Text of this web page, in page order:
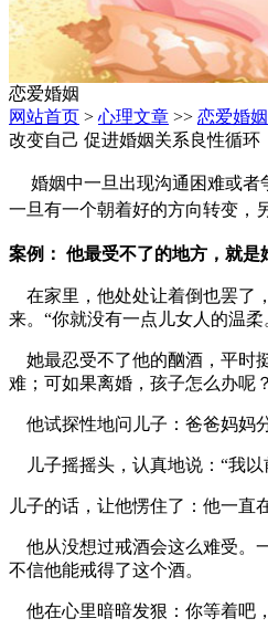
恋爱婚姻
网站首页 > 心理文章 >> 恋爱婚姻
改变自己 促进婚姻关系良性循环
婚姻中一旦出现沟通困难或者
一旦有一个朝着好的方向转变，
案例： 他最受不了的地方，就是
在家里，他处处让着倒也罢了
来。“你就没有一点儿女人的温
她最忍受不了他的酗酒，平时
难；可如果离婚，孩子怎么办呢？
他试探性地问儿子：爸爸妈妈
儿子摇摇头，认真地说：“我
儿子的话，让他愣住了：他一直
他从没想过戒酒会这么难受。
不信他能戒得了这个酒。
他在心里暗暗发狠：你等着吧